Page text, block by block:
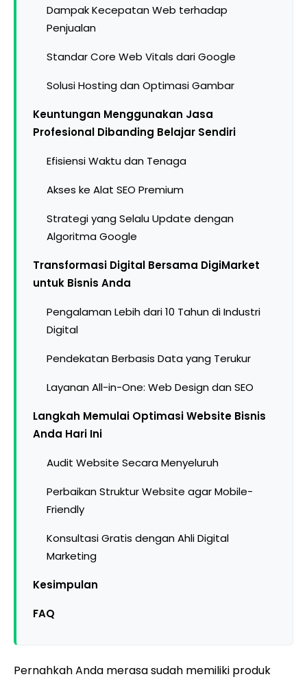
Dampak Kecepatan Web terhadap
Penjualan
Standar Core Web Vitals dari Google
Solusi Hosting dan Optimasi Gambar
Keuntungan Menggunakan Jasa
Profesional Dibanding Belajar Sendiri
Efisiensi Waktu dan Tenaga
Akses ke Alat SEO Premium
Strategi yang Selalu Update dengan
Algoritma Google
Transformasi Digital Bersama DigiMarket
untuk Bisnis Anda
Pengalaman Lebih dari 10 Tahun di Industri
Digital
Pendekatan Berbasis Data yang Terukur
Layanan All-in-One: Web Design dan SEO
Langkah Memulai Optimasi Website Bisnis
Anda Hari Ini
Audit Website Secara Menyeluruh
Perbaikan Struktur Website agar Mobile-
Friendly
Konsultasi Gratis dengan Ahli Digital
Marketing
Kesimpulan
FAQ
Pernahkah Anda merasa sudah memiliki produk